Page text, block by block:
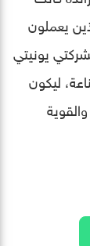
يعملون
يونيتي
ليكون